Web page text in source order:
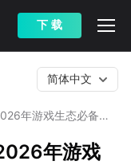
下 载
年游戏生态必备工
简体中文
年游戏